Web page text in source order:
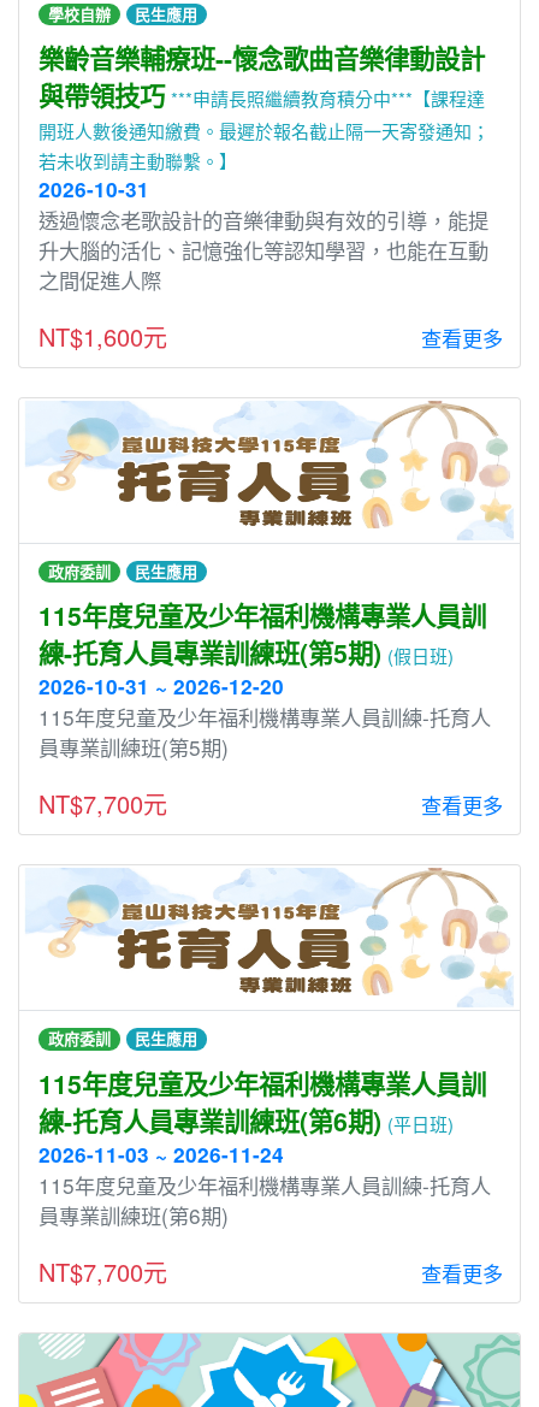
學校自辦 民生應用
樂齡音樂輔療班--懷念歌曲音樂律動設計
與帶領技巧 ***申請長照繼續教育積分中***【課程達
開班人數後通知繳費。最遲於報名截止隔一天寄發通知；
若未收到請主動聯繫。】
2026-10-31
透過懷念老歌設計的音樂律動與有效的引導，能提
升大腦的活化、記憶強化等認知學習，也能在互動
之間促進人際
NT$1,600元 查看更多
政府委訓 民生應用
115年度兒童及少年福利機構專業人員訓
練-托育人員專業訓練班(第5期) (假日班)
2026-10-31 ~ 2026-12-20
115年度兒童及少年福利機構專業人員訓練-托育人
員專業訓練班(第5期)
NT$7,700元 查看更多
政府委訓 民生應用
115年度兒童及少年福利機構專業人員訓
練-托育人員專業訓練班(第6期) (平日班)
2026-11-03 ~ 2026-11-24
115年度兒童及少年福利機構專業人員訓練-托育人
員專業訓練班(第6期)
NT$7,700元 查看更多